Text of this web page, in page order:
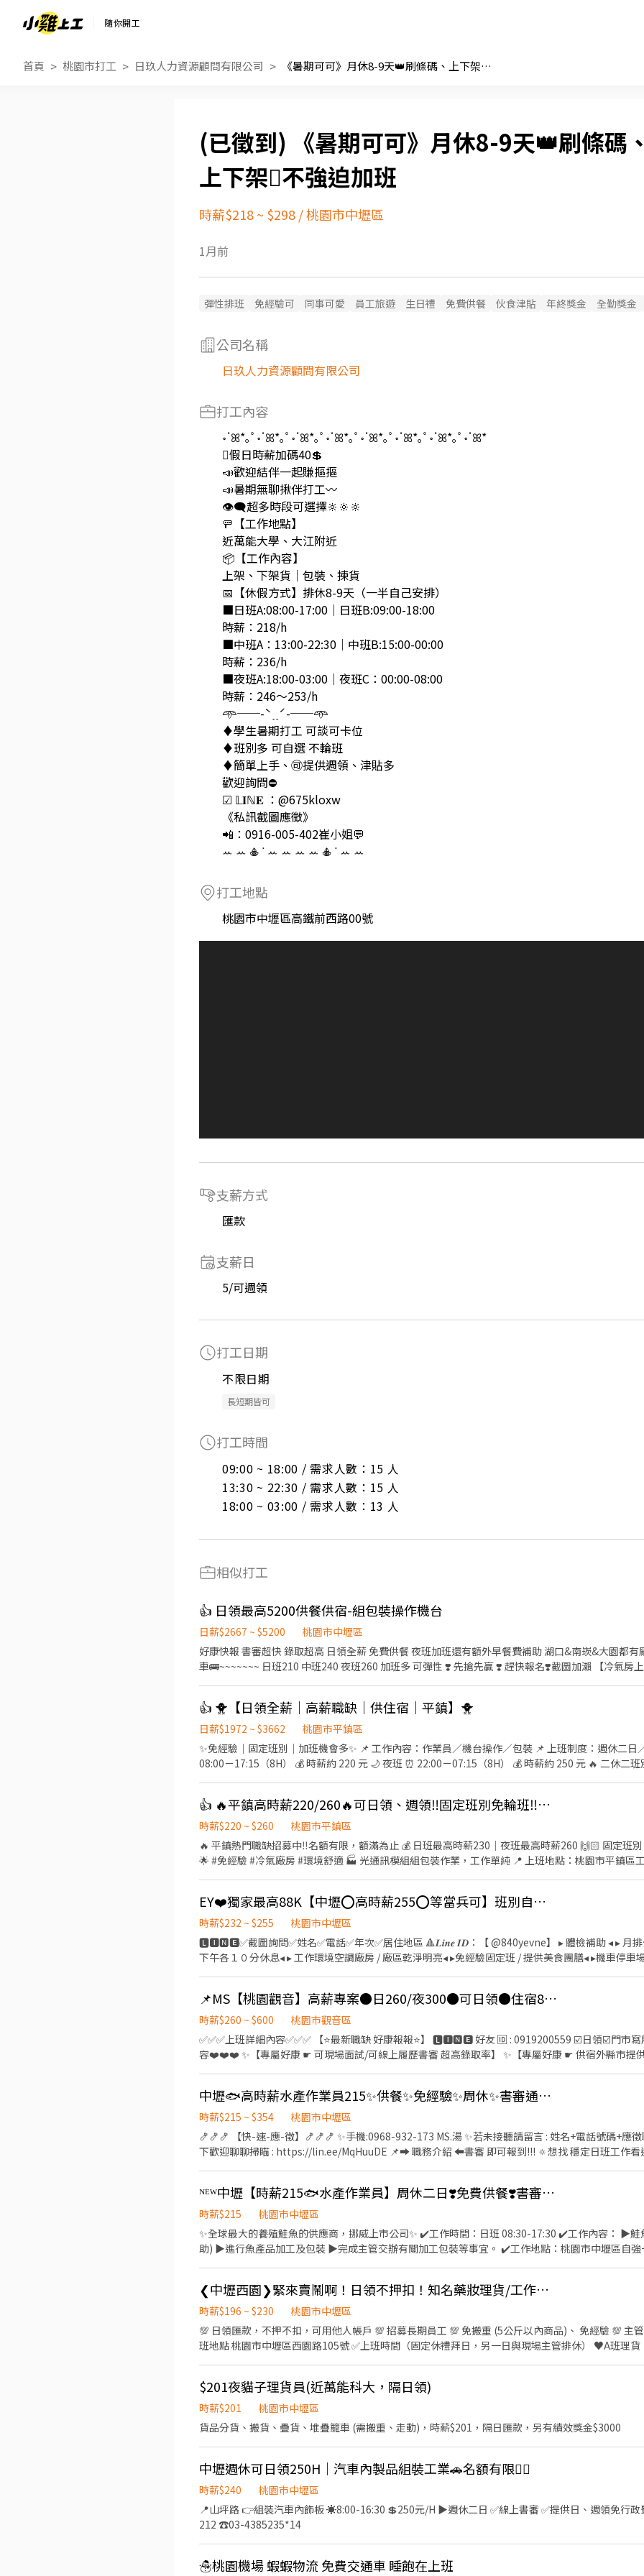
隨你開工
首頁 桃園市打工 日玖人力資源顧問有限公司 《暑期可可》月休8-9天👑刷條碼、上下架🫆不強迫加班
《暑期可可》月休8-9天👑刷條碼
上下架🫆不強迫加班
時薪$218 ~ $298/桃園市中壢區
1月前
彈性排班 免經驗可 同事可愛 員工旅遊 生日禮 免費供餐 伙食津貼 年終獎金 全勤獎金
公司名稱
日玖人力資源顧問有限公司
打工內容
॰ॱꕤ*｡ﾟ॰ॱꕤ*｡ﾟ॰ॱꕤ*｡ﾟ॰ॱꕤ*｡ﾟ॰ॱꕤ*｡ﾟ॰ॱꕤ*｡ﾟ॰ॱꕤ*｡ﾟ॰ॱꕤ*
🫟假日時薪加碼40💲
📣歡迎結伴一起賺摳摳
📣暑期無聊揪伴打工〰️
👁️‍🗨️超多時段可選擇🔆🔆🔆
🚥【工作地點】
近萬能大學、大江附近
📦【工作內容】
上架、下架貨｜包裝、揀貨
📅【休假方式】排休8-9天（一半自己安排）
■日班A:08:00-17:00｜日班B:09:00-18:00
時薪：218/h
■中班A：13:00-22:30｜中班B:15:00-00:00
時薪：236/h
■夜班A:18:00-03:00｜夜班C：00:00-08:00
時薪：246～253/h
𖥸──-ˋˏˎˊ-──𖥸
♦️學生暑期打工 可談可卡位
♦️班別多 可自選 不輪班
♦️簡單上手、🉑提供週領、津貼多
歡迎詢問⛔️
☑ 𝕃𝐈ℕ𝐄 ：@675kloxw
《私訊截圖應徵》
📲：0916-005-402崔小姐💬
ꕀ ꕀ 𖠳 ᐝ ꕀ ꕀ ꕀ ꕀ 𖠳 ᐝ ꕀ ꕀ
打工地點
桃園市中壢區高鐵前西路00號
支薪方式
匯款
支薪日
5/可週領
打工日期
不限日期
長短期皆可
打工時間
09:00 ~ 18:00 / 需求人數：15 人
13:30 ~ 22:30 / 需求人數：15 人
18:00 ~ 03:00 / 需求人數：13 人
相似打工
👍 日領最高5200供餐供宿-組包裝操作機台
日薪$2667 ~ $5200
桃園市中壢區
好康快報 書審超快 錄取超高 日領全薪 免費供餐 夜班加班還有額外早餐費補助 湖口&南崁&大園都有廠區 ~~~~~~🚌提供免費交通
車🚌~~~~~~~ 日班210 中班240 夜班260 加班多 可彈性 ❣️ 先搶先贏 ❣️ 趕快報名❣️截圖加瀨 【冷氣房上班】【週休六日、見紅休】
薪 #高額週領一萬 #轉他人帳戶 #現金 ⚡️⚡️⚡️名額有限 截圖✚ ʟɪɴᴇ 報名 ⚡️⚡️⚡️ 安心求職請找💼徐小姐 點擊快速✚好友：
https://lin.ee/JefzYJo
👍 🐥【日領全薪｜高薪職缺｜供住宿｜平鎮】🐥
日薪$1972 ~ $3662
桃園市平鎮區
✨免經驗｜固定班別｜加班機會多✨ 📌 工作內容：作業員／機台操作／包裝 📌 上班制度：週休二日／二休二 可選 🌞 日班 ⏰
08:00－17:15（8H） 💰 時薪約 220 元 🌙 夜班 ⏰ 22:00－07:15（8H） 💰 時薪約 250 元 🔥 二休二班別也有缺！ 日班／夜班皆可
提供住宿 #平鎮 #中壢#桃園 #八德 #日領全薪 #高額週領一萬 #轉他人帳戶 #現金 ⚡️⚡️⚡️名額有限 截圖✚
找💼徐小姐 點擊快速✚好友： https://lin.ee/JefzYJo
👍 🔥平鎮高時薪220/260🔥可日領、週領‼️固定班別免輪班‼️週休二日💯錄取率高✨
時薪$220 ~ $260
桃園市平鎮區
🔥 平鎮熱門職缺招募中‼️名額有限，額滿為止 💰 日班最高時薪230｜夜班最高時薪260 🙌🏻 固定班
🌟 #免經驗 #冷氣廠房 #環境舒適 🏭 光通訊模組組包裝作業，工作單純 📍 上班地點：桃園市平鎮區工業十路 👉 休假制度： ✔️ 週
費依勞基法另計 👉 用餐方式： 🍱 日班午餐80元／餐（薪資內扣） 👉 工作內容： ✔️ 光通訊模組組裝、包裝 ✔️ 全程穿無塵衣、
配戴口罩 ✔️ 久站作業 #平鎮工作 #高時薪 #固定班 #免輪班 #週休二日 #二休二 #光通訊 #免經驗 #冷氣廠房 #快速上工 #桃園工作
▃▃▃ 截圖私訊 快速報名 ▃▃▃ 📲 瀨 ID：00tingting 💬 私訊婷婷小姐，立即安排上工🥳
EY❤️獨家最高88K【中壢⭕高時薪255⭕等當兵可】班別自選.門市書審.週週領薪
時薪$232 ~ $255
桃園市中壢區
🅻🅸🅽🅴✅截圖詢問✅姓名✅電話✅年次✅居住地區 🔺𝑳𝒊𝒏𝒆 𝑰𝑫：【 @840yevne】 ▸ 體檢補助 ◂ ▸ 月
下午各１０分休息◂ ▸ 工作環境空調廠房 / 廠區乾淨明亮◂ ▸免經驗固定班 / 提供美食團膳◂ ▸機車停車
明 : ⭕日班 220~232/H $40,832(含津貼)-$82,697(含加班) ⭕中班 232/H$40,832(含津貼)-$82,697(
255/H$44,880(含津貼)-$88,669(含加班) ✅ 日班時段 : ★06:00～14:45★06:30～15:15★07:00～
16:45★08:30～17:15 ✅ 中班時段 : ★12:00-20:45★12:30-21:15★13:00-21:45★13:30-
23:15★15:00-23:45★15:30-00:15★16:00-00:45 ✅ 夜班時段 :
(每半小時為一個班別)
📌MS【桃園觀音】高薪專案●日260/夜300●可日領●住宿800●薪上看10萬
時薪$260 ~ $600
桃園市觀音區
✅✅✅上班詳細內容✅✅✅ 【⭐️最新職缺 好康報報⭐️】 🅻🅸🅽🅴 好友 🆔 : 0919200559 ☑️日領☑️門市寫履歷書審即可 ❤️❤️❤️職缺內
容❤️❤️❤️ ✨【專屬好康 ☛ 可現場面試/可線上履歷書審 超高錄取率】 ✨【專屬好康 ☛ 供宿外縣市提
✦═══════ ⭐【工作地點】:桃園市觀音工業區 ⭐【工作內容】:PCB印刷電路板/品質檢測/機台
時薪260元 08:00~20:30 ►薪約：$64,220~$87,000元 ▶️夜班 時薪300元 20:20~08:10 ►薪約：
小時，休息70分鐘，實際工時11小時 ⭐【休假制度】：四休二 月排休約8-10天 ☎電話直撥 03-3782866分機205/0919200559
陳專員同ID《找MS陳》 小雞上直接詢問 立即回覆
中壢🐟高時薪水產作業員215✨供餐✨免經驗✨周休✨書審通過即錄取✨ 可日週領-U
時薪$215 ~ $354
桃園市中壢區
🍤🍤🍤 【快-速-應-徵】🍤🍤🍤 ✨手機:0968-932-173 MS.湯 ✨若未接聽請留言 : 姓名+電話號碼+應徵
下歡迎聊聊掃瞄 : https://lin.ee/MqHuuDE 📌➡ 職務介紹 ⬅書審 即可報到!!! 🔅想找 穩定日班工作看這裡！ 💥食品水產大廠招募
17:00 / 或 08:30－17:30（多為此班別） 📌需配合加班 17:00－19:00／20:00 📦 工作內容 ▪ 鮭魚分切 （機器設備輔助） ▪ 清洗
處理 ▪ 包裝作業 ▪.工作需食品服 ✨只要做滿3個月，體檢補助$500 ✨【福利制度】 ✨.享醫療保險：勞保、健保、退休金提撥、
團保 ⭐可預支 ⭐免費供餐 ⭐加班免費提供便當唷~ ⭐有汽機車停車場
ᴺᴱᵂ中壢【時薪215🐟水產作業員】周休二日❣️免費供餐❣️書審快速報到❣️可預支GJ
時薪$215
桃園市中壢區
✨全球最大的養殖鮭魚的供應商，挪威上市公司✨ ✔️工作時間：日班 08:30-17:30 ✔️工作內容： ▶鮭魚分切及清洗 (機器設備輔
助) ▶進行魚產品加工及包裝 ▶完成主管交辦有關加工包裝等事宜。 ✔️工作地點：桃園市中壢區自強一路(位於中壢工業區) ✔️週
@302zbyks 陳小姐立即為您安排🤗 💜快速報名 https://lin.ee/AGAjRO0 【加入後➜請截圖應徵
區】 ➖➖➖➖➖➖➖➖➖➖➖➖➖➖➖➖➖➖➖
❮中壢西園❯緊來賣鬧啊！日領不押扣！知名藥妝理貨/工作輕鬆
時薪$196 ~ $230
桃園市中壢區
💯 日領匯款，不押不扣，可用他人帳戶 💯 招募長期員工 💯 免搬重 (5公斤以內商品)、 免經驗 💯 主管親
班地點 桃園市中壢區西園路105號 ✅上班時間（固定休禮拜日，另一日與現場主管排休） ♥A班理貨：10:00-16:30 (額滿) ♥A班
００ (需配合周出勤五天) 堆高機A班-日、週、月＄２３０ 電拖車A班-(額滿) ✅須備體檢報告（可穩定後再補上，且公司補助） ✅
加班津貼、團保、勞健保、久任獎金 ✅堆高機人員須持有一年內回訓證照
徵】 ███ 搜尋官方帳號：@474inhfw 建華人力-小茹，要加小老鼠喔～
$201夜貓子理貨員(近萬能科大，隔日領)
時薪$201
桃園市中壢區
貨品分貨、搬貨、疊貨、堆疊籠車 (需搬重、走動)，時薪$201，隔日匯款，另有績效獎金$3000
中壢週休可日領250H｜汽車內製品組裝工業🚗名額有限❤️‍🔥
時薪$240
桃園市中壢區
📍山坪路 👉組裝汽車內飾板 ☀️8:00-16:30 💲250元/H ▶️週休二日 ✅線上書審 ✅提供日、週領免行政費 ｜蔡小姐｜ 📞0902-328-
212 ☎️03-4385235*14
☃桃園機場 蝦蝦物流 免費交通車 睡飽在上班